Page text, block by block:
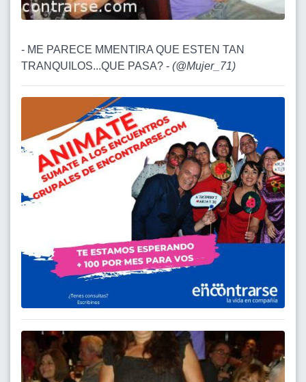
- ME PARECE MMENTIRA QUE ESTEN TAN
TRANQUILOS...QUE PASA? - (@Mujer_71)